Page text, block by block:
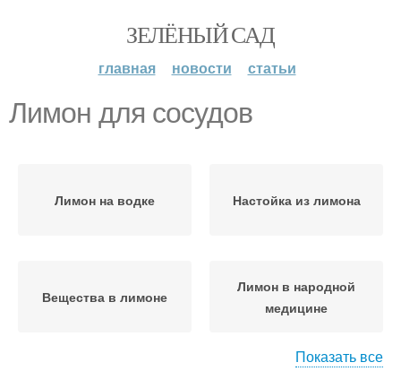
ЗЕЛЁНЫЙ САД
главная новости статьи
Лимон для сосудов
Лимон на водке Настойка из лимона
Вещества в лимоне
Лимон в народной
медицине
Показать все